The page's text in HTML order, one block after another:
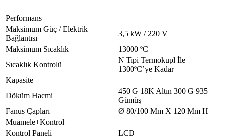
Performans
Maksimum Güç / Elektrik
Bağlantısı
3,5 kW / 220 V
Maksimum Sıcaklık
13000 ºC
Sıcaklık Kontrolü
N Tipi Termokupl İle
1300ºC’ye Kadar
Kapasite
Döküm Hacmi
450 G 18K Altın 300 G 935
Gümüş
Fanus Çapları
Ø 80/100 Mm X 120 Mm H
Muamele+Kontrol
Kontrol Paneli
LCD